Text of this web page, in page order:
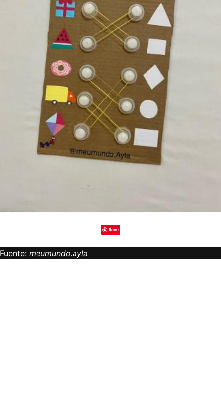
Save
Fuente: meumundo.ayla